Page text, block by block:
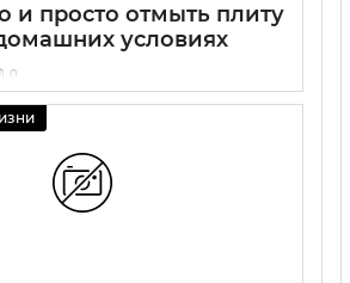
и просто отмыть плиту
условиях
0